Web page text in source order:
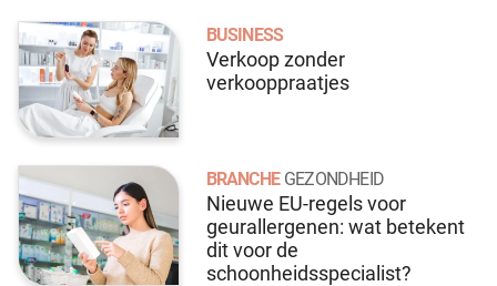
BUSINESS
Verkoop zonder
verkooppraatjes
BRANCHE GEZONDHEID
Nieuwe EU-regels voor
geurallergenen: wat betekent
dit voor de
schoonheidsspecialist?